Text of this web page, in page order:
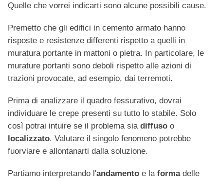
Quelle che vorrei indicarti sono alcune possibili cause.
Premetto che gli edifici in cemento armato hanno
risposte e resistenze differenti rispetto a quelli in
muratura portante in mattoni o pietra. In particolare, le
murature portanti sono deboli rispetto alle azioni di
trazioni provocate, ad esempio, dai terremoti.
Prima di analizzare il quadro fessurativo, dovrai
individuare le crepe presenti su tutto lo stabile. Solo
così potrai intuire se il problema sia diffuso o
localizzato. Valutare il singolo fenomeno potrebbe
fuorviare e allontanarti dalla soluzione.
Partiamo interpretando l'andamento e la formadelle